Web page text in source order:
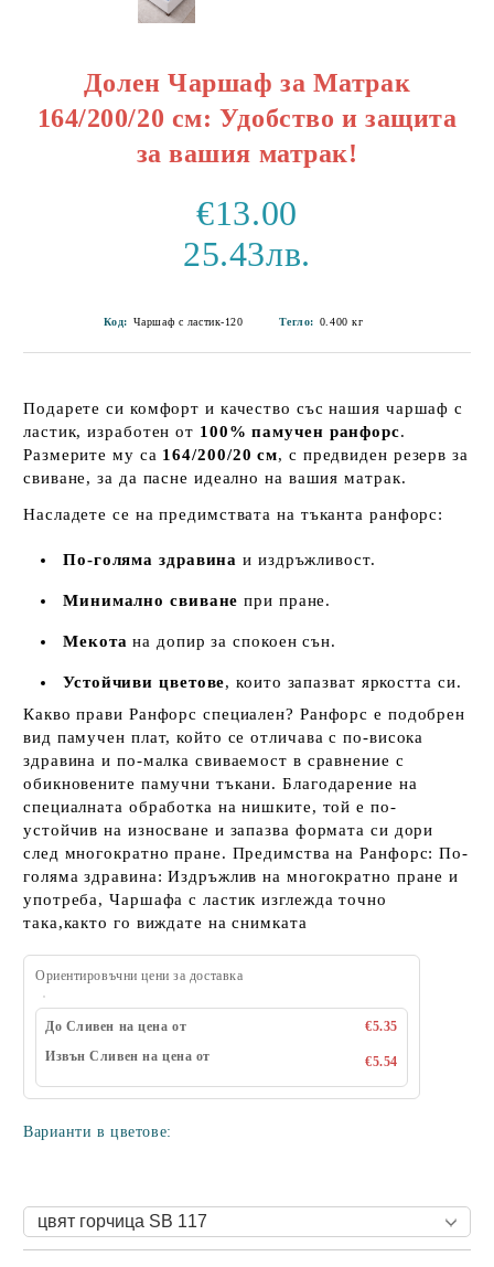
Долен Чаршаф за Матрак
164/200/20 см: Удобство и защита
за вашия матрак!
€13.00
25.43лв.
Код: Чаршаф с ластик-120 Тегло: 0.400 кг
Подарете си комфорт и качество със нашия чаршаф с
ластик, изработен от 100% памучен ранфорс.
Размерите му са 164/200/20 см, с предвиден резерв за
свиване, за да пасне идеално на вашия матрак.
Насладете се на предимствата на тъканта ранфорс:
По-голяма здравина и издръжливост.
Минимално свиване при пране.
Мекота на допир за спокоен сън.
Устойчиви цветове, които запазват яркостта си.
Какво прави Ранфорс специален? Ранфорс е подобрен
вид памучен плат, който се отличава с по-висока
здравина и по-малка свиваемост в сравнение с
обикновените памучни тъкани. Благодарение на
специалната обработка на нишките, той е по-
устойчив на износване и запазва формата си дори
след многократно пране. Предимства на Ранфорс: По-
голяма здравина: Издръжлив на многократно пране и
употреба, Чаршафа с ластик изглежда точно
така,както го виждате на снимката
Ориентировъчни цени за доставка
До Сливен на цена от
€5.35
Извън Сливен на цена от
€5.54
Варианти в цветове: